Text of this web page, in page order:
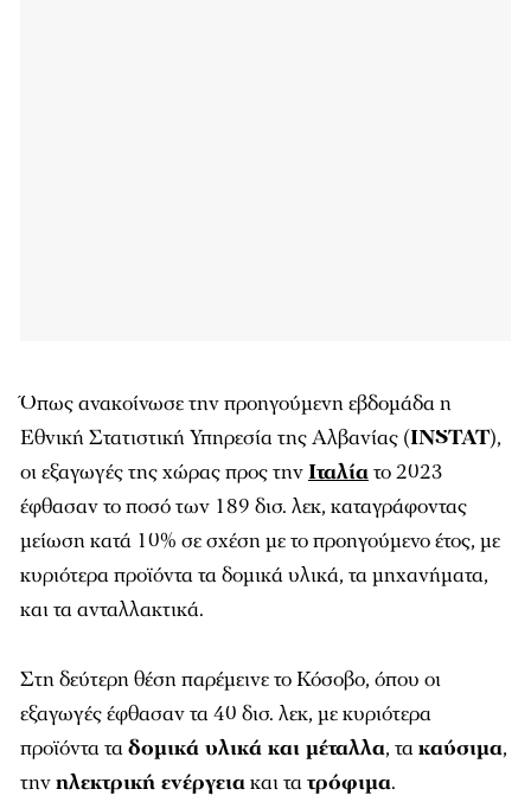
Όπως ανακοίνωσε την προηγούμενη εβδομάδα η
Εθνική Στατιστική Υπηρεσία της Αλβανίας (INSTAT),
οι εξαγωγές της χώρας προς την Ιταλίατο 2023
έφθασαν το ποσό των 189 δισ. λεκ, καταγράφοντας
μείωση κατά 10% σε σχέση με το προηγούμενο έτος, με
κυριότερα προϊόντα τα δομικά υλικά, τα μηχανήματα,
και τα ανταλλακτικά.
Στη δεύτερη θέση παρέμεινε το Κόσοβο, όπου οι
εξαγωγές έφθασαν τα 40 δισ. λεκ, με κυριότερα
προϊόντα ταδομικά υλικά και μέταλλα, τακαύσιμα,
τηνηλεκτρική ενέργειακαι τατρόφιμα.